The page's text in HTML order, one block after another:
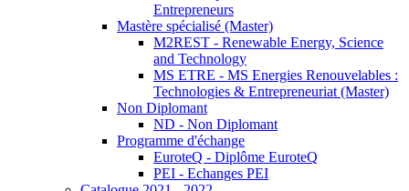
Entrepreneurs
Mastère spécialisé (Master)
M2REST - Renewable Energy, Science
and Technology
MS ETRE - MS Energies Renouvelables :
Technologies & Entrepreneuriat (Master)
Non Diplomant
ND - Non Diplomant
Programme d'échange
EuroteQ - Diplôme EuroteQ
PEI - Echanges PEI